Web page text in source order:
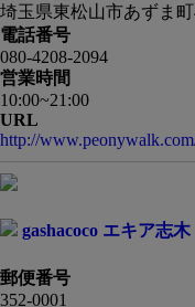
埼玉県東松山市あずま
電話番号
080-4208-2094
営業時間
10:00~21:00
URL
http://
gashacoco エキア志木
郵便番号
352-0001